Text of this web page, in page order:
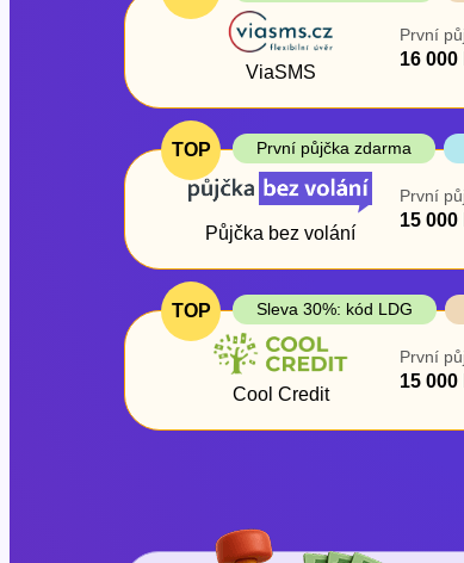
Od
ano
ViaSMS
První
16 000
TOP První půjčka zdarma
Půjčka bez volání
První
15 000
TOP Sleva 30%: kód LDG
Cool Credit
První
15 000